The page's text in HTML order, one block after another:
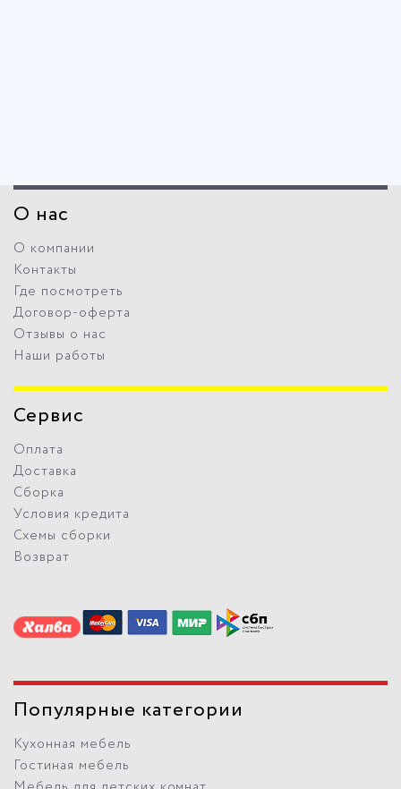
О нас
О компании
Контакты
Где посмотреть
Договор-оферта
Отзывы о нас
Наши работы
Сервис
Оплата
Доставка
Сборка
Условия кредита
Схемы сборки
Возврат
Популярные категории
Кухонная мебель
Гостиная мебель